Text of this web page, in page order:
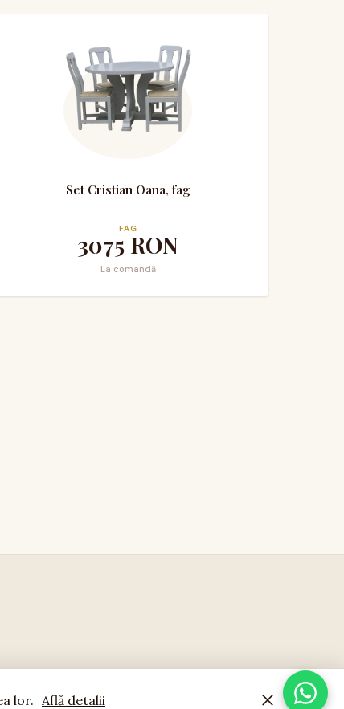
Set Cristian Oana, fag
FAG
3075 RON
La comandă
lor. Află detalii